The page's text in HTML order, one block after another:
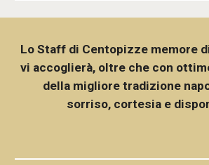
Lo Staff di Centopizze memore
vi accoglierà, oltre che con
della migliore tradizione
sorriso, cortesia e